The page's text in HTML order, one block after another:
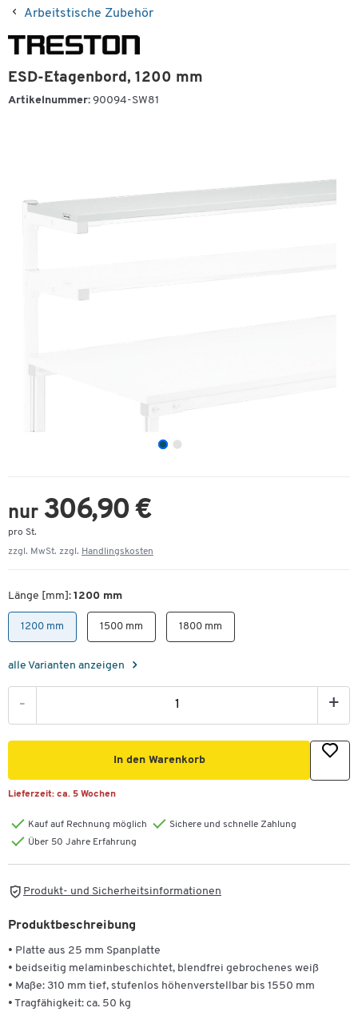
Arbeitstische Zubehör
ESD-Etagenbord, 1200 mm
Artikelnummer: 90094-SW81
nur 306,90 €
pro St.
zzgl. MwSt. zzgl. Handlingskosten
Länge [mm]: 1200 mm
1200 mm 1500 mm 1800 mm
alle Varianten anzeigen
- +
In den Warenkorb
Lieferzeit: ca. 5 Wochen
Kauf auf Rechnung möglich
Sichere und schnelle Zahlung
Über 50 Jahre Erfahrung
Produkt- und Sicherheitsinformationen
Produktbeschreibung
• Platte aus 25 mm Spanplatte
• beidseitig melaminbeschichtet, blendfrei gebrochenes weiß
• Maße: 310 mm tief, stufenlos höhenverstellbar bis 1550 mm
• Tragfähigkeit: ca. 50 kg